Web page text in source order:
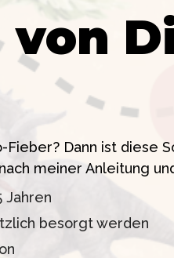
von
Dann ist diese
meiner Anleitung
Jahren
besorgt werden
enthält